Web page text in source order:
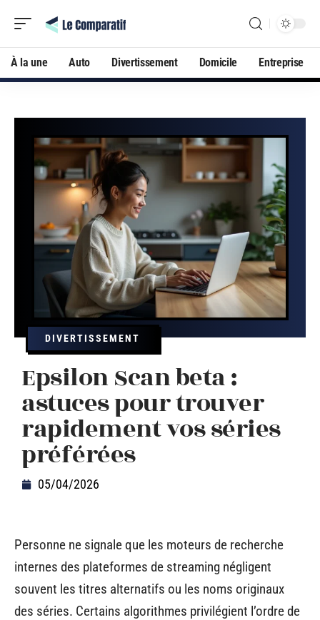
À la une Auto Divertissement Domicile Entreprise
DIVERTISSEMENT
Epsilon Scan beta :
astuces pour trouver
rapidement vos séries
préférées
05/04/2026
Personne ne signale que les moteurs de recherche
internes des plateformes de streaming négligent
souvent les titres alternatifs ou les noms originaux
des séries. Certains algorithmes privilégient l’ordre de